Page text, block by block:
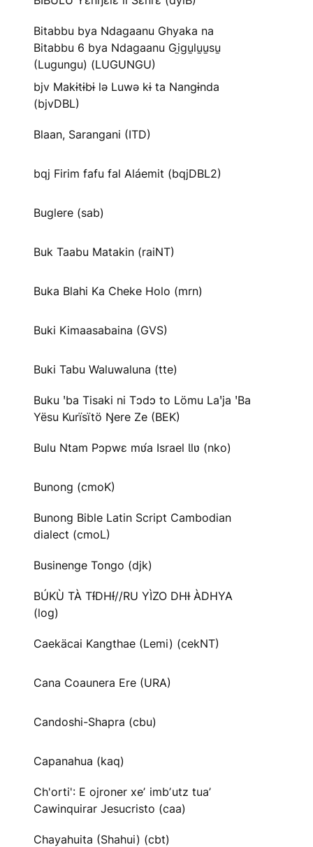
Bitabbu bya Ndagaanu Ghyaka na
Bitabbu 6 bya Ndagaanu Gi̱gu̱lu̱u̱su̱
(Lugungu) (LUGUNGU)
bjv Makɨtɨbɨ lə Luwə kɨ ta Nangɨnda
(bjvDBL)
Blaan, Sarangani (ITD)
bqj Firim fafu fal Aláemit (bqjDBL2)
Buglere (sab)
Buk Taabu Matakin (raiNT)
Buka Blahi Ka Cheke Holo (mrn)
Buki Kimaasabaina (GVS)
Buki Tabu Waluwaluna (tte)
Buku ꞌba Tisaki ni Tɔdɔ to Lömu Laꞌja ꞌBa
Yësu Kurïsïtö Ŋere Ze (BEK)
Bulu Ntam Pɔpwɛ mʋ́a Israel Ɩlʋ (nko)
Bunong (cmoK)
Bunong Bible Latin Script Cambodian
dialect (cmoL)
Businenge Tongo (djk)
BÚKÙ TÀ TƗ́DHƗ́//RU YÌZO DHƗ ÀDHYA
(log)
Caekäcai Kangthae (Lemi) (cekNT)
Cana Coaunera Ere (URA)
Candoshi-Shapra (cbu)
Capanahua (kaq)
Ch'orti': E ojroner xeʼ imbʼutz tuaʼ
Cawinquirar Jesucristo (caa)
Chayahuita (Shahui) (cbt)